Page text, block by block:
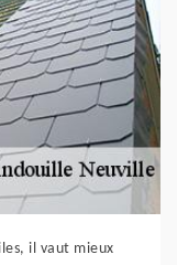
il vaut mieux